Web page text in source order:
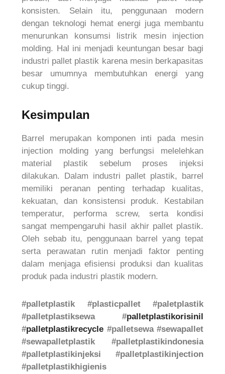
konsisten. Selain itu, penggunaan modern
dengan teknologi hemat energi juga membantu
menurunkan konsumsi listrik mesin injection
molding. Hal ini menjadi keuntungan besar bagi
industri pallet plastik karena mesin berkapasitas
besar umumnya membutuhkan energi yang
cukup tinggi.
Kesimpulan
Barrel merupakan komponen inti pada mesin
injection molding yang berfungsi melelehkan
material plastik sebelum proses injeksi
dilakukan. Dalam industri pallet plastik, barrel
memiliki peranan penting terhadap kualitas,
kekuatan, dan konsistensi produk. Kestabilan
temperatur, performa screw, serta kondisi
sangat mempengaruhi hasil akhir pallet plastik.
Oleh sebab itu, penggunaan barrel yang tepat
serta perawatan rutin menjadi faktor penting
dalam menjaga efisiensi produksi dan kualitas
produk pada industri plastik modern.
#palletplastik #plasticpallet #paletplastik
#palletplastiksewa #palletplastikorisinil
#palletplastikrecycle #palletsewa #sewapallet
#sewapalletplastik #palletplastikindonesia
#palletplastikinjeksi #palletplastikinjection
#palletplastikhigienis